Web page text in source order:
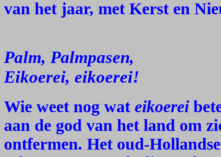
van het jaar, met Kerst en
Palm, Palmpasen,
Eikoerei, eikoerei!
Wie weet nog wat eikoerei
aan de god van het land om
ontfermen. Het oud-